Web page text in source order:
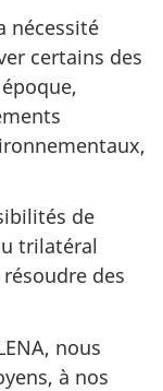
nécessité
certains des
de
trilatéral
des
nous
à nos